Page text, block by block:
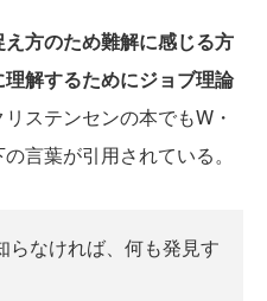
方のため難解に感じる方
解するためにジョブ理論
リステンセンの本でもW・
言葉が引用されている。
なければ、何も発見す